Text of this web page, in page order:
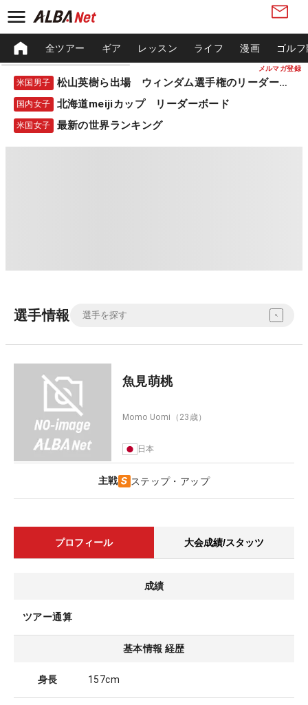
メルマガ登録
全ツアー ギア レッスン ライフ 漫画 ゴル
米国男子 松山英樹ら出場 ウィンダム選手権のリーダーボード
国内女子 北海道meijiカップ リーダーボード
米国女子 最新の世界ランキング
選手情報
魚見萌桃
Momo Uomi （23歳）
日本
主戦 ステップ・アップ
プロフィール 大会成績/スタッツ
成績
ツアー通算
基本情報 経歴
身長 157cm